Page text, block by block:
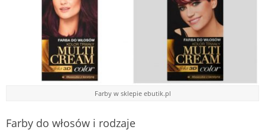
Farby w sklepie ebutik.pl
Farby do włosów i rodzaje